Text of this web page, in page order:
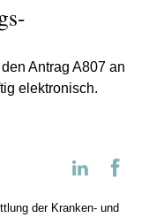
Antrag A807 an
elektronisch.
der Kranken- und